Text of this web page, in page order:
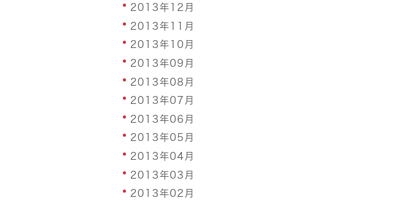
2013年12月
2013年11月
2013年10月
2013年09月
2013年08月
2013年07月
2013年06月
2013年05月
2013年04月
2013年03月
2013年02月